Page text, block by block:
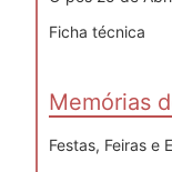
Ficha técnica
Memórias
Festas, Feiras e